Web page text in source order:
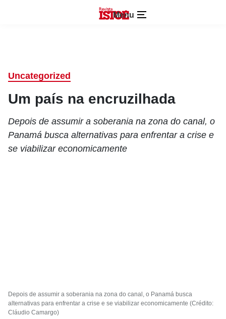
Menu
Uncategorized
Um país na encruzilhada
Depois de assumir a soberania na zona do canal, o
Panamá busca alternativas para enfrentar a crise e
se viabilizar economicamente
Depois de assumir a soberania na zona do canal, o Panamá busca
alternativas para enfrentar a crise e se viabilizar economicamente (Crédito:
Cláudio Camargo)